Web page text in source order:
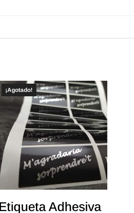
¡Agotado!
Etiqueta Adhesiva